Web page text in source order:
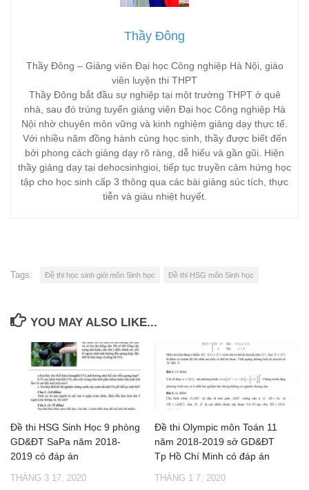
Thầy Đông
Thầy Đông – Giảng viên Đại học Công nghiệp Hà Nội, giáo
viên luyện thi THPT
Thầy Đông bắt đầu sự nghiệp tại một trường THPT ở quê
nhà, sau đó trúng tuyển giảng viên Đại học Công nghiệp Hà
Nội nhờ chuyên môn vững và kinh nghiệm giảng dạy thực tế.
Với nhiều năm đồng hành cùng học sinh, thầy được biết đến
bởi phong cách giảng dạy rõ ràng, dễ hiểu và gần gũi. Hiện
thầy giảng dạy tại dehocsinhgioi, tiếp tục truyền cảm hứng học
tập cho học sinh cấp 3 thông qua các bài giảng súc tích, thực
tiễn và giàu nhiệt huyết.
Tags: Đề thi học sinh giỏi môn Sinh học Đề thi HSG môn Sinh học
YOU MAY ALSO LIKE...
Đề thi HSG Sinh Học 9 phòng
GD&ĐT SaPa năm 2018-
2019 có đáp án
THÁNG 3 17, 2020
Đề thi Olympic môn Toán 11
năm 2018-2019 sở GD&ĐT
Tp Hồ Chí Minh có đáp án
THÁNG 1 7, 2020